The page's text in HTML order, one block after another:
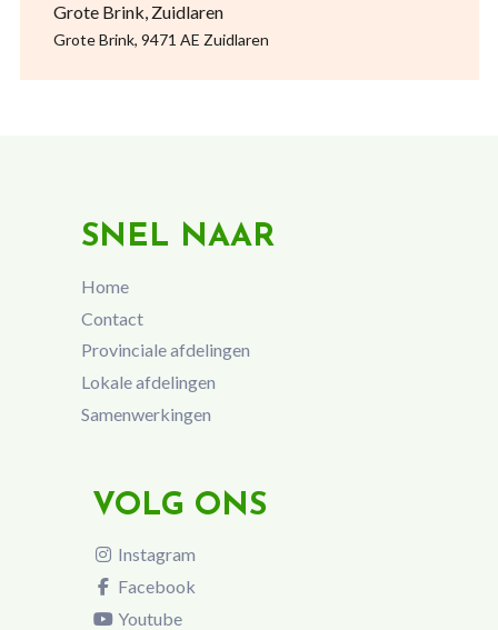
Grote Brink, Zuidlaren
Grote Brink, 9471 AE Zuidlaren
SNEL NAAR
Home
Contact
Provinciale afdelingen
Lokale afdelingen
Samenwerkingen
VOLG ONS
Instagram
Facebook
Youtube